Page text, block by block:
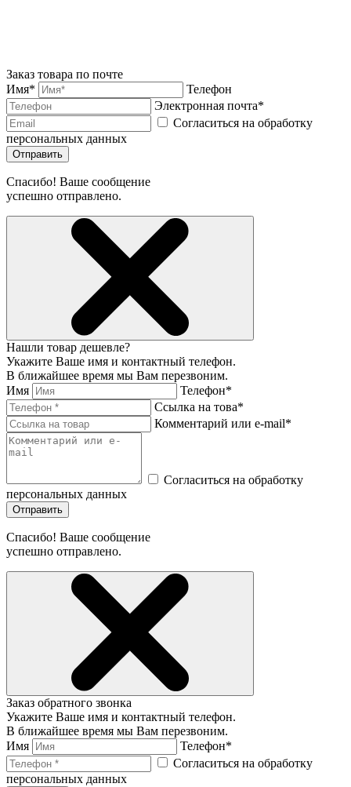
Заказ товара по почте
Имя*
Телефон
Электронная почта*
Согласиться на обработку
персональных данных
Отправить
Спасибо! Ваше сообщение
успешно отправлено.
Нашли товар дешевле?
Укажите Ваше имя и контактный телефон.
В ближайшее время мы Вам перезвоним.
Имя
Телефон*
Ссылка на това*
Комментарий или e-mail*
Согласиться на обработку
персональных данных
Отправить
Спасибо! Ваше сообщение
успешно отправлено.
Заказ обратного звонка
Укажите Ваше имя и контактный телефон.
В ближайшее время мы Вам перезвоним.
Имя
Телефон*
Согласиться на обработку
персональных данных